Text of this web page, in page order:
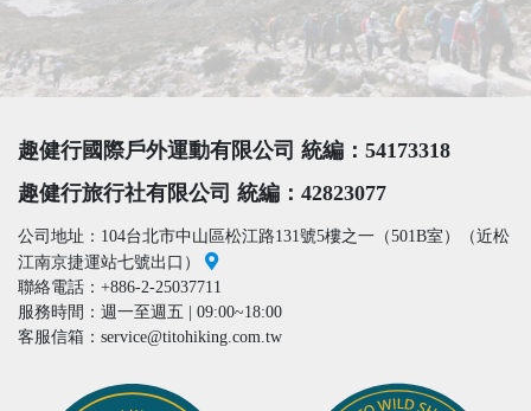
趣健行國際戶外運動有限公司 統編：54173318
趣健行旅行社有限公司 統編：42823077
公司地址：104台北市中山區松江路131號5樓之一（501B室）（近松
江南京捷運站七號出口）
聯絡電話：+886-2-25037711
服務時間：週一至週五 | 09:00~18:00
客服信箱：service@titohiking.com.tw